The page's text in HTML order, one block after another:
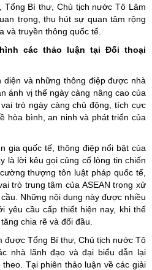
Bí thư, Chủ tịch nước Tô Lâm
trọng, thu hút sự quan tâm rộng
và truyền thông quốc tế.
các thảo luận tại Đối thoại
diện và những thông điệp được nhà
ánh vị thế ngày càng nâng cao của
trò ngày càng chủ động, tích cực
hòa bình, an ninh và phát triển của
gia quốc tế, thông điệp nổi bật của
là lời kêu gọi củng cố lòng tin chiến
thượng tôn luật pháp quốc tế,
trò trung tâm của ASEAN trong xử
Những nội dung này được nhiều
yêu cầu cấp thiết hiện nay, khi thế
chia rẽ và đối đầu.
được Tổng Bí thư, Chủ tịch nước Tô
nhà lãnh đạo và đại biểu dẫn lại
Tại phiên thảo luận về các giải